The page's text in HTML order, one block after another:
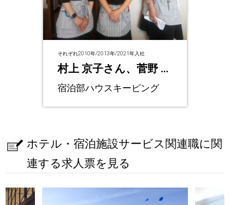
それぞれ2010年/2013年/2021年入社
村上 京子さん、菅野 円
さん、髙田 由美さん
宿泊部ハウスキーピング
ホテル・宿泊施設サービス関連職に関
連する求人票を見る